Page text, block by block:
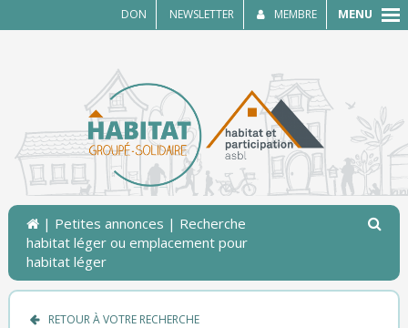
DON NEWSLETTER MEMBRE MENU
| Petites annonces | Recherche
habitat léger ou emplacement pour
habitat léger
RETOUR À VOTRE RECHERCHE